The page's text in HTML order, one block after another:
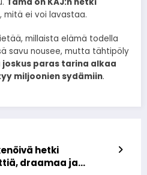
mitä ei voi lavastaa.
millaista elämä todella
savu nousee, mutta tähtipöly
joskus paras tarina alkaa
miljoonien sydämiin.
hetki
draamaa ja